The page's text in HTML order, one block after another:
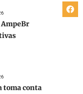
AmpeBr
toma conta